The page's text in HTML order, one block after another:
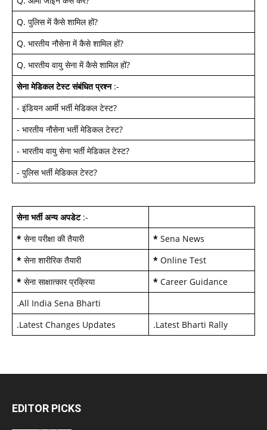
Q. पुलिस में कैसे शामिल हों?
Q. भारतीय नौसेना में कैसे शामिल हों?
Q. भारतीय वायु सेना में कैसे शामिल हों?
सेना मेडिकल टेस्ट संबंधित प्रश्न:-
- इंडियन आर्मी भर्ती मेडिकल टेस्ट?
- भारतीय नौसेना भर्ती मेडिकल टेस्ट?
- भारतीय वायु सेना भर्ती मेडिकल टेस्ट?
- पुलिस भर्ती मेडिकल टेस्ट?
सेना भर्ती अन्य अपडेट:-
* सेना परीक्षा की तैयारी * Sena News
* सेना शारीरिक तैयारी * Online Test
* सेना साक्षात्कार प्रक्रिया * Career Guidance
.All India Sena Bharti
.Latest Changes Updates .Latest Bharti Rally
EDITOR PICKS